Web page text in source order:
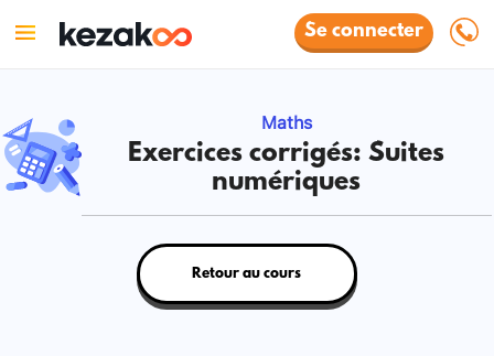
Se connecter
Maths
Exercices corrigés: Suites
numériques
Retour au cours